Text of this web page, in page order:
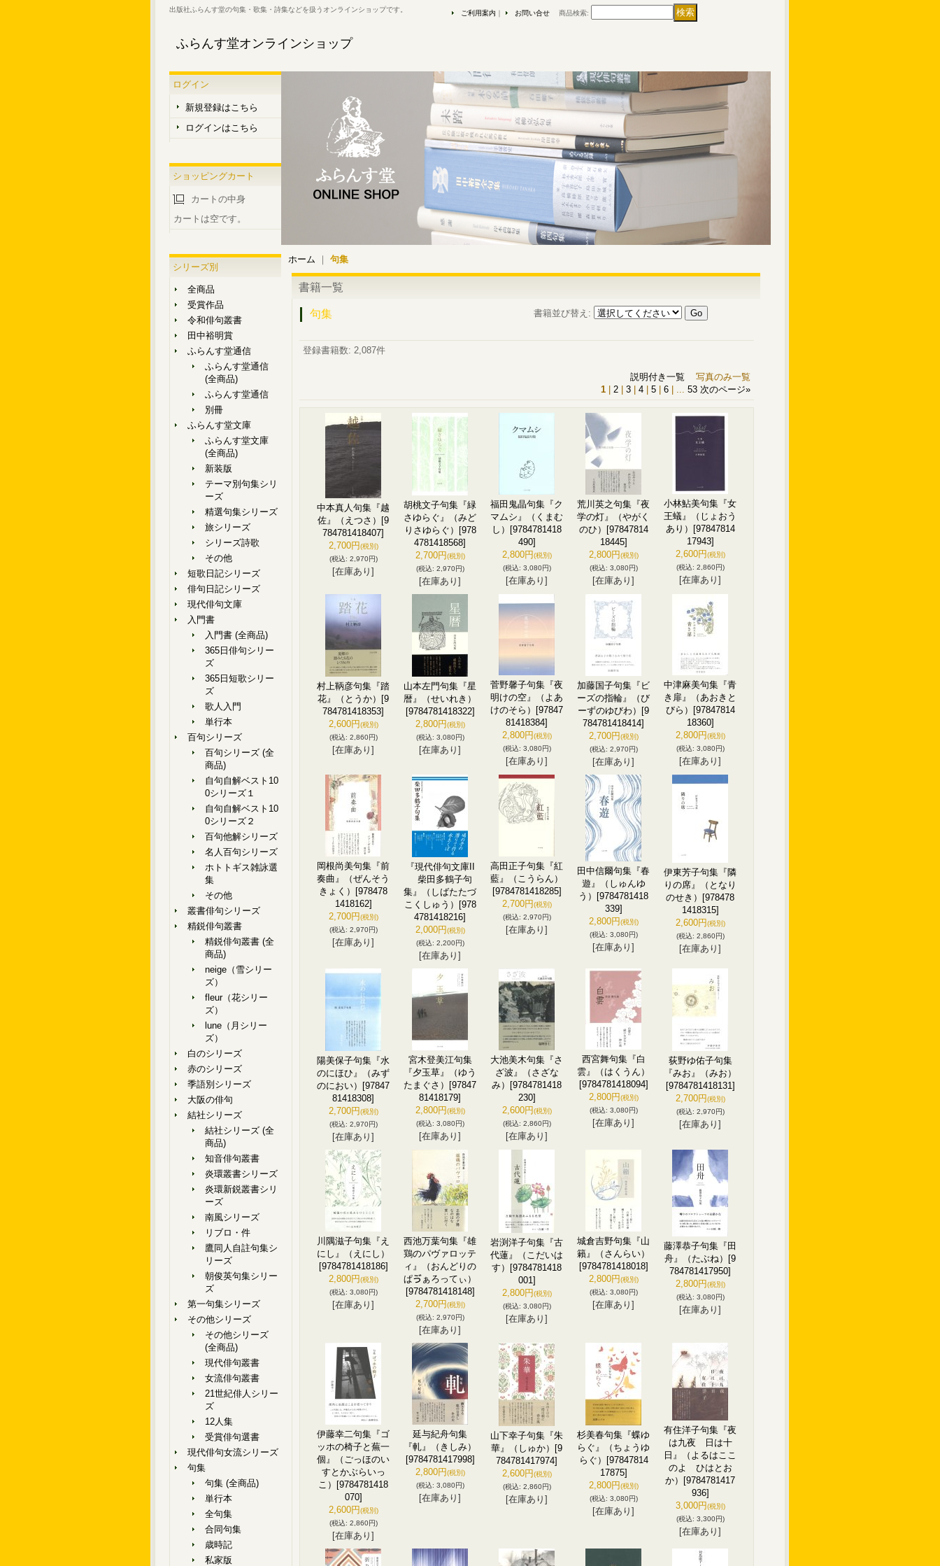
出版社ふらんす堂の句集・歌集・詩集などを扱うオンラインショップです。
ふらんす堂オンラインショップ
ご利用案内 お問い合せ 商品検索:
ログイン
新規登録はこちら
ログインはこちら
ショッピングカート
カートの中身
カートは空です。
シリーズ別
全商品
受賞作品
令和俳句叢書
田中裕明賞
ふらんす堂通信
ふらんす堂通信
(全商品)
ふらんす堂通信
別冊
ふらんす堂文庫
ふらんす堂文庫
(全商品)
新装版
テーマ別句集シリ
ーズ
精選句集シリーズ
旅シリーズ
シリーズ詩歌
その他
短歌日記シリーズ
俳句日記シリーズ
現代俳句文庫
入門書
入門書 (全商品)
365日俳句シリー
ズ
365日短歌シリー
ズ
歌人入門
単行本
百句シリーズ
百句シリーズ (全
商品)
自句自解ベスト10
0シリーズ１
自句自解ベスト10
0シリーズ２
百句他解シリーズ
名人百句シリーズ
ホトトギス雑詠選
集
その他
叢書俳句シリーズ
精鋭俳句叢書
精鋭俳句叢書 (全
商品)
neige（雪シリー
ズ）
fleur（花シリー
ズ）
lune（月シリー
ズ）
白のシリーズ
赤のシリーズ
季語別シリーズ
大阪の俳句
結社シリーズ
結社シリーズ (全
商品)
知音俳句叢書
炎環叢書シリーズ
炎環新鋭叢書シリ
ーズ
南風シリーズ
リブロ・件
鷹同人自註句集シ
リーズ
朝俊英句集シリー
ズ
第一句集シリーズ
その他シリーズ
その他シリーズ
(全商品)
現代俳句叢書
女流俳句叢書
21世紀俳人シリー
ズ
12人集
受賞俳句選書
現代俳句女流シリーズ
句集
句集 (全商品)
単行本
全句集
合同句集
歳時記
私家版
ホーム ｜ 句集
書籍一覧
句集 書籍並び替え :
登録書籍数: 2,087件
説明付き一覧 写真のみ一覧
1
2 3 4 5 6 ... 53 次のページ»
中本真人句集『越
佐』（えつさ）
[9
784781418407]
2,700円(税別)
(税込: 2,970円)
[在庫あり]
胡桃文子句集『緑
さゆらぐ』（みど
りさゆらぐ）
[978
4781418568]
2,700円(税別)
(税込: 2,970円)
[在庫あり]
福田鬼晶句集『ク
マムシ』（くまむ
し）
[9784781418
490]
2,800円(税別)
(税込: 3,080円)
[在庫あり]
荒川英之句集『夜
学の灯』（やがく
のひ）
[97847814
18445]
2,800円(税別)
(税込: 3,080円)
[在庫あり]
小林鮎美句集『女
王蟻』（じょおう
あり）
[97847814
17943]
2,600円(税別)
(税込: 2,860円)
[在庫あり]
村上鞆彦句集『踏
花』（とうか）
[9
784781418353]
2,600円(税別)
(税込: 2,860円)
[在庫あり]
山本左門句集『星
暦』（せいれき）
[9784781418322]
2,800円(税別)
(税込: 3,080円)
[在庫あり]
菅野馨子句集『夜
明けの空』（よあ
けのそら）
[97847
81418384]
2,800円(税別)
(税込: 3,080円)
[在庫あり]
加藤国子句集『ビ
ーズの指輪』（び
ーずのゆびわ）
[9
784781418414]
2,700円(税別)
(税込: 2,970円)
[在庫あり]
中津麻美句集『青
き扉』（あおきと
びら）
[97847814
18360]
2,800円(税別)
(税込: 3,080円)
[在庫あり]
岡根尚美句集『前
奏曲』（ぜんそう
きょく）
[978478
1418162]
2,700円(税別)
(税込: 2,970円)
[在庫あり]
『現代俳句文庫II
柴田多鶴子句
集』（しばたたづ
こくしゅう）
[978
4781418216]
2,000円(税別)
(税込: 2,200円)
[在庫あり]
高田正子句集『紅
藍』（こうらん）
[9784781418285]
2,700円(税別)
(税込: 2,970円)
[在庫あり]
田中信爾句集『春
遊』（しゅんゆ
う）
[9784781418
339]
2,800円(税別)
(税込: 3,080円)
[在庫あり]
伊東芳子句集『隣
りの席』（となり
のせき）
[978478
1418315]
2,600円(税別)
(税込: 2,860円)
[在庫あり]
陽美保子句集『水
のにほひ』（みず
のにおい）
[97847
81418308]
2,700円(税別)
(税込: 2,970円)
[在庫あり]
宮木登美江句集
『夕玉草』（ゆう
たまぐさ）
[97847
81418179]
2,800円(税別)
(税込: 3,080円)
[在庫あり]
大池美木句集『さ
ざ波』（さざな
み）
[9784781418
230]
2,600円(税別)
(税込: 2,860円)
[在庫あり]
西宮舞句集『白
雲』（はくうん）
[9784781418094]
2,800円(税別)
(税込: 3,080円)
[在庫あり]
荻野ゆ佑子句集
『みお』（みお）
[9784781418131]
2,700円(税別)
(税込: 2,970円)
[在庫あり]
川隅滋子句集『え
にし』（えにし）
[9784781418186]
2,800円(税別)
(税込: 3,080円)
[在庫あり]
西池万葉句集『雄
鶏のパヴァロッテ
ィ』（おんどりの
ぱゔぁろってぃ）
[9784781418148]
2,700円(税別)
(税込: 2,970円)
[在庫あり]
岩渕洋子句集『古
代蓮』（こだいは
す）
[9784781418
001]
2,800円(税別)
(税込: 3,080円)
[在庫あり]
城倉吉野句集『山
籟』（さんらい）
[9784781418018]
2,800円(税別)
(税込: 3,080円)
[在庫あり]
藤澤恭子句集『田
舟』（たぶね）
[9
784781417950]
2,800円(税別)
(税込: 3,080円)
[在庫あり]
伊藤幸二句集『ゴ
ッホの椅子と蕪一
個』（ごっほのい
すとかぶらいっ
こ）
[9784781418
070]
2,600円(税別)
(税込: 2,860円)
[在庫あり]
延与紀舟句集
『軋』（きしみ）
[9784781417998]
2,800円(税別)
(税込: 3,080円)
[在庫あり]
山下幸子句集『朱
華』（しゅか）
[9
784781417974]
2,600円(税別)
(税込: 2,860円)
[在庫あり]
杉美春句集『蝶ゆ
らぐ』（ちょうゆ
らぐ）
[97847814
17875]
2,800円(税別)
(税込: 3,080円)
[在庫あり]
有住洋子句集『夜
は九夜 日は十
日』（よるはここ
のよ ひはとお
か）
[9784781417
936]
3,000円(税別)
(税込: 3,300円)
[在庫あり]